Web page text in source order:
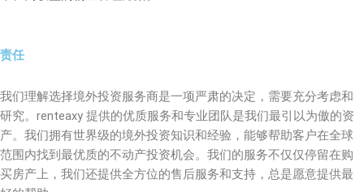
责任
我们理解选择境外投资服务商是一项严肃的决定，需要充分考虑和
研究。renteaxy 提供的优质服务和专业团队是我们最引以为傲的资
产。我们拥有世界级的境外投资知识和经验，能够帮助客户在全球
范围内找到最优质的不动产投资机会。我们的服务不仅仅停留在购
买房产上，我们还提供全方位的售后服务和支持，总是愿意提供最